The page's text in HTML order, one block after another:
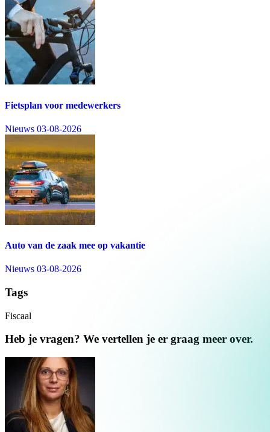
Fietsplan voor medewerkers
Nieuws 03-08-2026
Auto van de zaak mee op vakantie
Nieuws 03-08-2026
Tags
Fiscaal
Heb je vragen? We vertellen je er graag meer over.